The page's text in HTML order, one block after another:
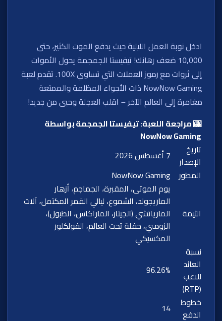
ادخل نوبة العمل الليلية حيث يدفع الموت الكثير، حتى
10,000 ضعف رهانك! تيفيستا الجمجمة يحول الأموات
إلى ثروات مع رموز العملات التي تساوي 100X. تقدم لعبة
NowNow Gaming ذات الأجواء المظلمة والممتعة
مغامرة إلى العالم الآخر – اقلب العجلة وحيي من جديد!
🎰 مراجعة اللعبة: تيفيستا الجمجمة بواسطة
NowNow Gaming
تاريخ
الإصدار
7 أغسطس 2026
المطور
NowNow Gaming
الثيمة
يوم الموتى، المقبرة، الجماجم، أزهار
الماريجولد، الشموع، ليالي القمر المكتمل، آلات
المارياتشي (الجيتار، الماراكاس، الطبول)،
الزومبي، حفلة تحت العالم، الفولكلور
المكسيكي
نسبة
العائد
للاعب
(RTP)
96.26%
خطوط
الدفع
14